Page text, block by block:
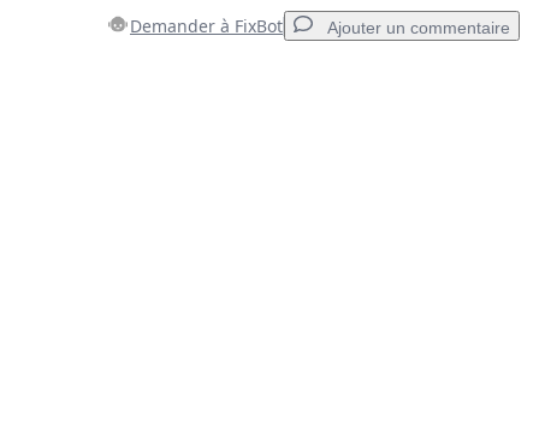
Demander à FixBot Ajouter un commentaire